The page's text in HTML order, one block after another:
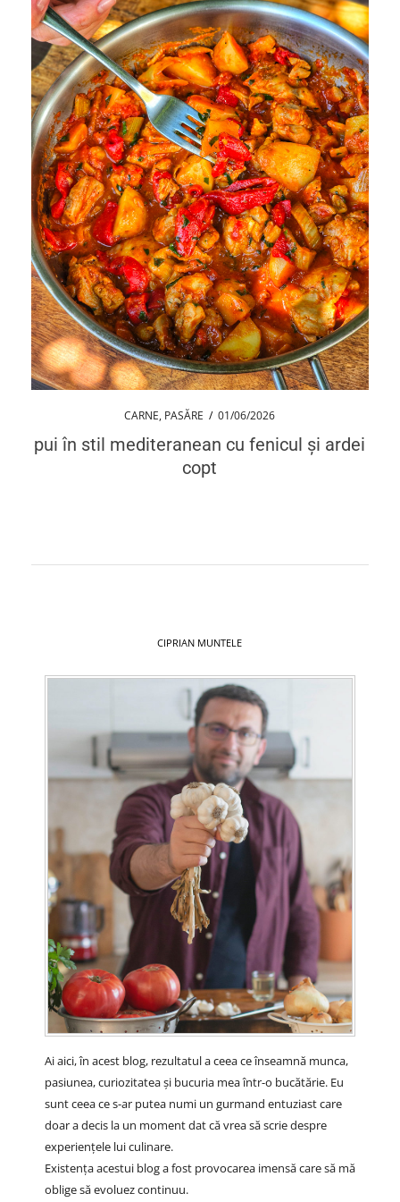
CARNE, PASĂRE / 01/06/2026
pui în stil mediteranean cu fenicul și ardei
copt
CIPRIAN MUNTELE
Ai aici, în acest blog, rezultatul a ceea ce înseamnă munca,
pasiunea, curiozitatea și bucuria mea într-o bucătărie. Eu
sunt ceea ce s-ar putea numi un gurmand entuziast care
doar a decis la un moment dat că vrea să scrie despre
experiențele lui culinare.
Existența acestui blog a fost provocarea imensă care să mă
oblige să evoluez continuu.